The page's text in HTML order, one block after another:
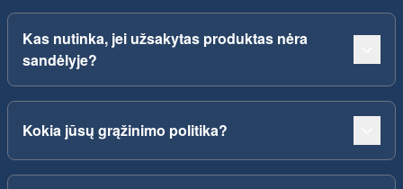
Kas nutinka, jei užsakytas produktas nėra
sandėlyje?
Kokia jūsų grąžinimo politika?